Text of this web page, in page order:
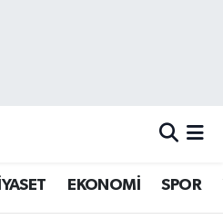
EKONOMİ SPOR
Haritası